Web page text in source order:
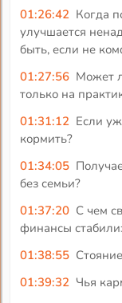
01:26:42 Когда
улучшается
быть, если не
01:27:56 Может
только на
01:31:12 Если
кормить?
01:34:05
без семьи?
01:37:20 С чем
финансы
01:38:55
01:39:32 Чья